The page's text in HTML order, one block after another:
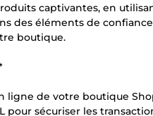
captivantes, en
des éléments de
boutique.
ligne de votre boutique
sécuriser les